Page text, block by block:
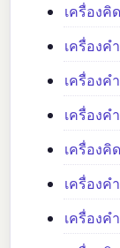
เครื่องคิ
เครื่อง
เครื่อง
เครื่องค
เครื่องคิ
เครื่องค
เครื่องค